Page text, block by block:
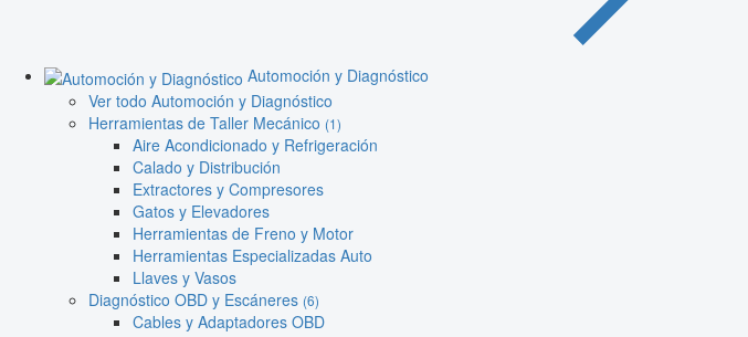
Automoción y Diagnóstico
Ver todo Automoción y Diagnóstico
Herramientas de Taller Mecánico (1)
Aire Acondicionado y Refrigeración
Calado y Distribución
Extractores y Compresores
Gatos y Elevadores
Herramientas de Freno y Motor
Herramientas Especializadas Auto
Llaves y Vasos
Diagnóstico OBD y Escáneres (6)
Cables y Adaptadores OBD